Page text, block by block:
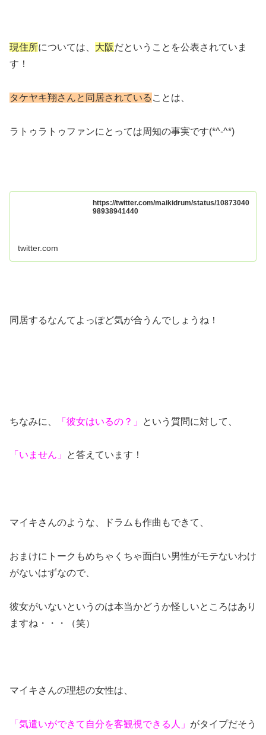
現住所については、 大阪だということを公表されていま
す！
タケヤキ翔さんと同居されている ことは、
ラトゥラトゥファンにとっては周知の事実です(*^-^*)
https://twitter.com/maikidrum/status/10873040
98938941440
twitter.com
同居するなんてよっぽど気が合うんでしょうね！
ちなみに、 「彼女はいるの？」 という質問に対して、
「いません」 と答えています！
マイキさんのような、ドラムも作曲もできて、
おまけにトークもめちゃくちゃ面白い男性がモテないわけ
がないはずなので、
彼女がいないというのは本当かどうか怪しいところはあり
ますね・・・（笑）
マイキさんの理想の女性は、
「気遣いができて自分を客観視できる人」 がタイプだそう